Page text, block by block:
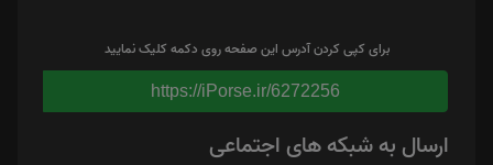
برای کپی کردن آدرس این صفحه روی دکمه کلیک نمایید
https://iPorse.ir/6272256
ارسال به شبکه های اجتماعی